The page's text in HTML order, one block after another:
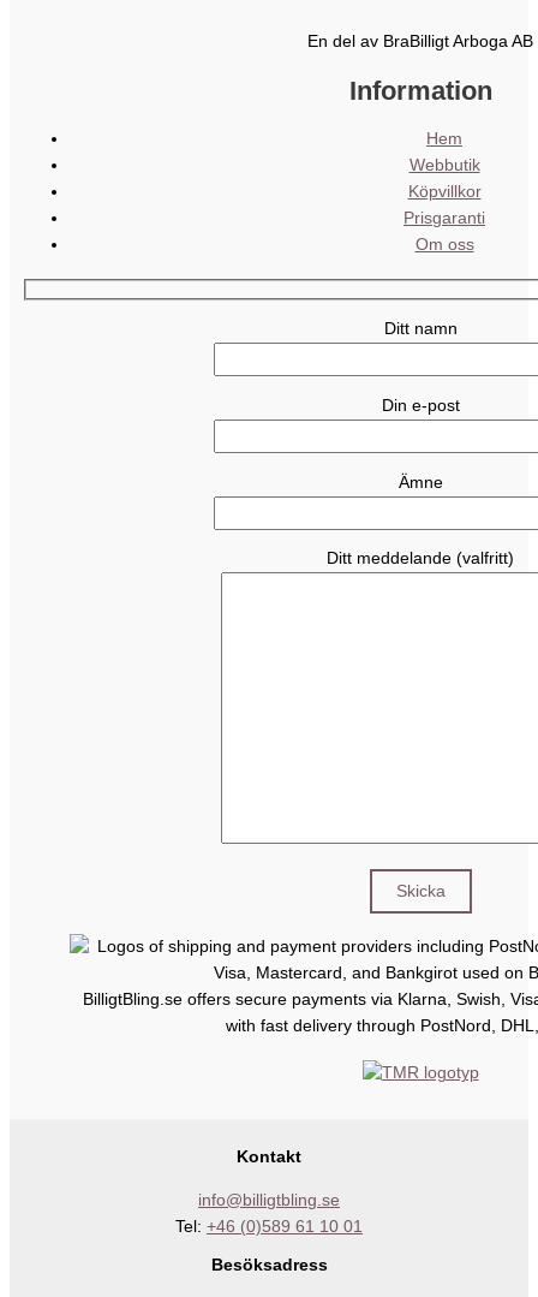
En del av BraBilligt Arboga AB
Information
Hem
Webbutik
Köpvillkor
Prisgaranti
Om oss
Ditt namn
Din e-post
Ämne
Ditt meddelande (valfritt)
BilligtBling.se offers secure payments via Klarna, Swish,
with fast delivery through PostNord,
Kontakt
info@billigtbling.se
Tel: +46 (0)589 61 10 01
Besöksadress